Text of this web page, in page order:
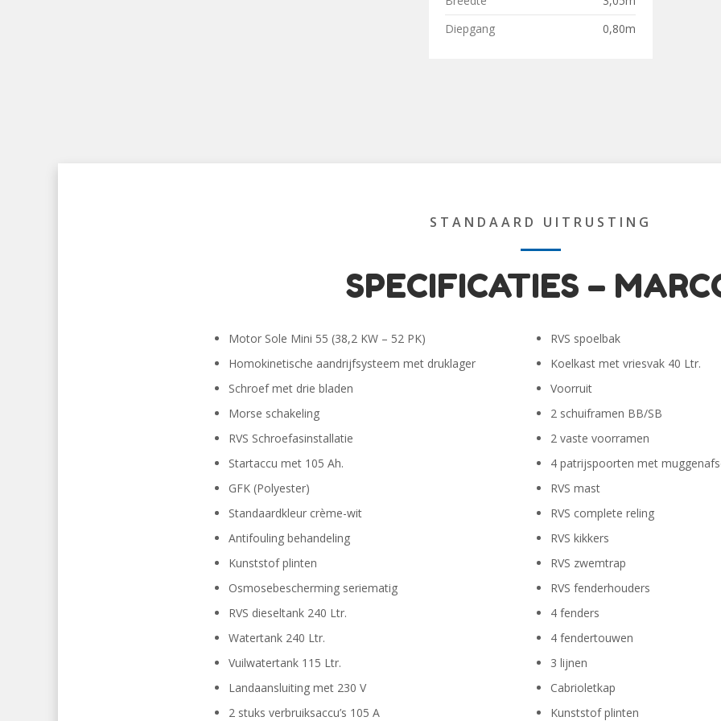
Diepgang
0,80m
STANDAARD UITRUSTING
SPECIFICATIES –
Motor Sole Mini 55 (38,2 KW – 52 PK)
Homokinetische aandrijfsysteem met druklager
Schroef met drie bladen
Morse schakeling
RVS Schroefasinstallatie
Startaccu met 105 Ah.
GFK (Polyester)
Standaardkleur crème-wit
Antifouling behandeling
Kunststof plinten
Osmosebescherming seriematig
RVS dieseltank 240 Ltr.
Watertank 240 Ltr.
Vuilwatertank 115 Ltr.
Landaansluiting met 230 V
2 stuks verbruiksaccu’s 105 A
RVS spoelbak
Koelkast met vriesvak 40 Ltr.
Voorruit
2 schuiframen BB/SB
2 vaste voorramen
4 patrijspoorten met
RVS mast
RVS complete reling
RVS kikkers
RVS zwemtrap
RVS fenderhouders
4 fenders
4 fendertouwen
3 lijnen
Cabrioletkap
Kunststof plinten